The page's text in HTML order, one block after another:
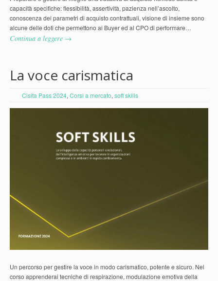
capacità specifiche: flessibilità, assertività, pazienza nell’ascolto,
conoscenza dei parametri di acquisto contrattuali, visione di insieme sono
alcune delle doti che permettono ai Buyer ed al CPO di performare…
Continua a leggere →
La voce carismatica
Cisita Pass 2024, Corsi a mercato, soft skills
Un percorso per gestire la voce in modo carismatico, potente e sicuro. Nel
corso apprenderai tecniche di respirazione, modulazione emotiva della